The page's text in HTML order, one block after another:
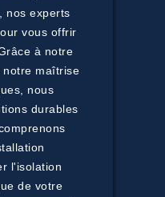
nos experts
vous offrir
à notre
notre maîtrise
nous
durables
l'isolation
de votre